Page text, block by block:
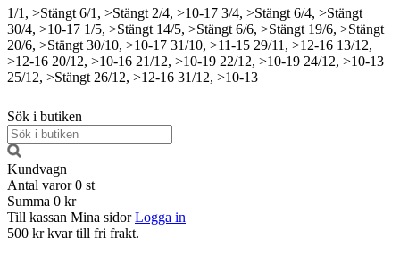
1/1, >Stängt 6/1, >Stängt 2/4, >10-17 3/4, >Stängt 6/4, >Stängt
30/4, >10-17 1/5, >Stängt 14/5, >Stängt 6/6, >Stängt 19/6, >Stängt
20/6, >Stängt 30/10, >10-17 31/10, >11-15 29/11, >12-16 13/12,
>12-16 20/12, >10-16 21/12, >10-19 22/12, >10-19 24/12, >10-13
25/12, >Stängt 26/12, >12-16 31/12, >10-13
Sök i butiken
Kundvagn
Antal varor 0 st
Summa 0 kr
Till kassan Mina sidor Logga in
500 kr kvar till fri frakt.